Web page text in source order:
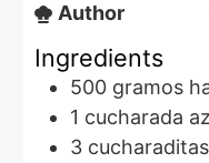
Author
Ingredients
500 gramos
1 cucharada
3 cucharaditas